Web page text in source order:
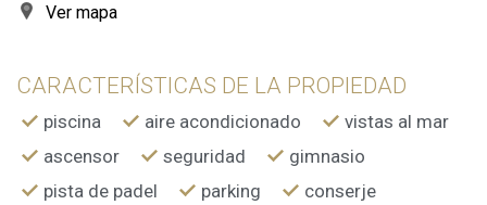
Ver mapa
CARACTERÍSTICAS DE LA PROPIEDAD
piscina aire acondicionado
vistas al mar
ascensor
seguridad
gimnasio
pista de padel
parking
conserje